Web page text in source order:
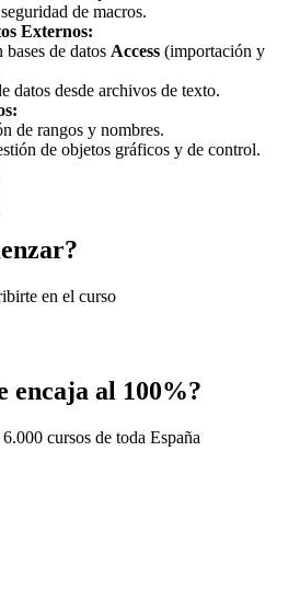
de macros.
Externos:
de datos Access (importación y
datos desde archivos de texto.
de rangos y nombres.
de objetos gráficos y de control.
en el curso
encaja al 100%?
cursos de toda España